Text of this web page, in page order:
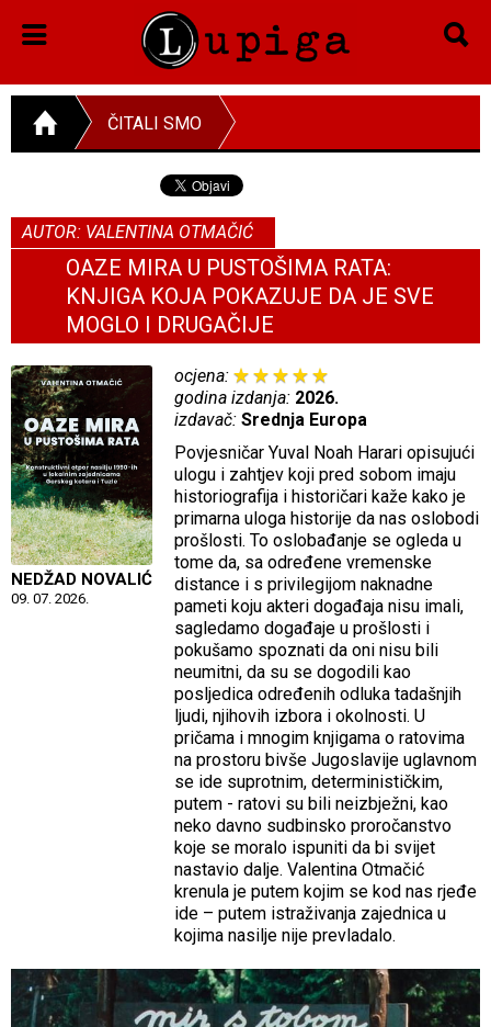
ČITALI SMO
AUTOR: VALENTINA OTMAČIĆ
OAZE MIRA U PUSTOŠIMA RATA:
KNJIGA KOJA POKAZUJE DA JE SVE
MOGLO I DRUGAČIJE
NEDŽAD NOVALIĆ
09. 07. 2026.
ocjena:
godina izdanja: 2026.
izdavač:Srednja Europa
Povjesničar Yuval Noah Harari opisujući
ulogu i zahtjev koji pred sobom imaju
historiografija i historičari kaže kako je
primarna uloga historije da nas oslobodi
prošlosti. To oslobađanje se ogleda u
tome da, sa određene vremenske
distance i s privilegijom naknadne
pameti koju akteri događaja nisu imali,
sagledamo događaje u prošlosti i
pokušamo spoznati da oni nisu bili
neumitni, da su se dogodili kao
posljedica određenih odluka tadašnjih
ljudi, njihovih izbora i okolnosti. U
pričama i mnogim knjigama o ratovima
na prostoru bivše Jugoslavije uglavnom
se ide suprotnim, determinističkim,
putem - ratovi su bili neizbježni, kao
neko davno sudbinsko proročanstvo
koje se moralo ispuniti da bi svijet
nastavio dalje. Valentina Otmačić
krenula je putem kojim se kod nas rjeđe
ide – putem istraživanja zajednica u
kojima nasilje nije prevladalo.